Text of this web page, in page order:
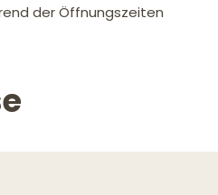
der Öffnungszeiten